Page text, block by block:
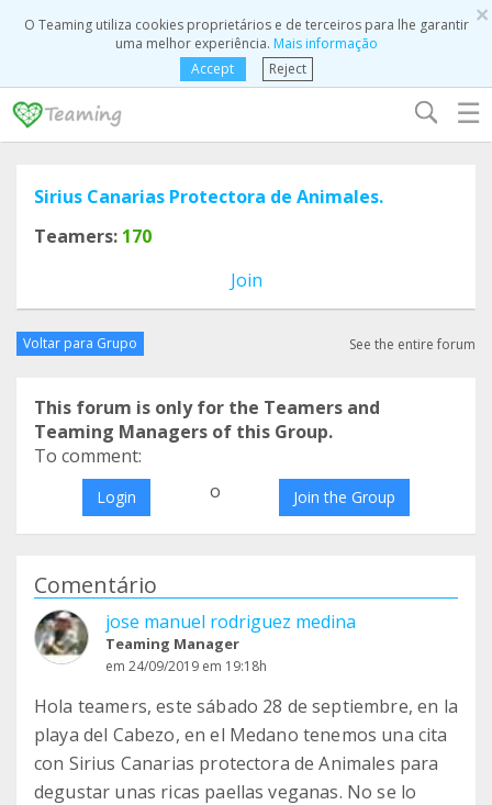
×
O Teaming utiliza cookies proprietários e de terceiros para lhe garantir
uma melhor experiência. Mais informação
Accept
Reject
☰
Sirius Canarias Protectora de Animales.
Teamers: 170
Join
Voltar para Grupo See the entire forum
This forum is only for the Teamers and
Teaming Managers of this Group.
To comment:
Login o Join the Group
Comentário
jose manuel rodriguez medina
Teaming Manager
em 24/09/2019 em 19:18h
Hola teamers, este sábado 28 de septiembre, en la
playa del Cabezo, en el Medano tenemos una cita
con Sirius Canarias protectora de Animales para
degustar unas ricas paellas veganas. No se lo